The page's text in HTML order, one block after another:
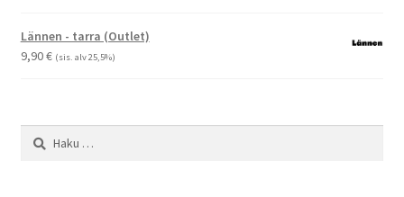
-
29,90 €
Lännen - tarra (Outlet)
9,90€ (sis. alv 25,5%)
Haku: